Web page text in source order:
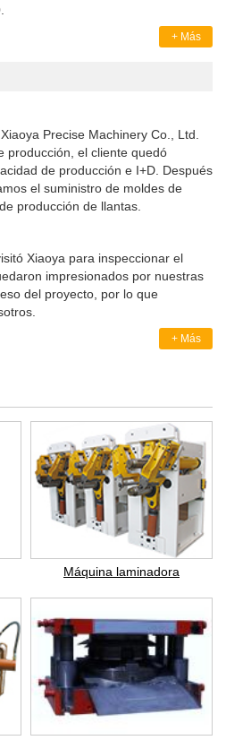
+ Más
Precise Machinery Co., Ltd.
producción, el cliente quedó
de producción e I+D. Después
el suministro de moldes de
producción de llantas.
Xiaoya para inspeccionar el
impresionados por nuestras
del proyecto, por lo que
+ Más
Máquina laminadora